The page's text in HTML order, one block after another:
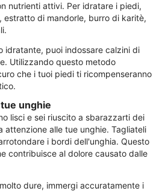
nutrienti attivi. Per idratare i piedi,
estratto di mandorle, burro di karitè,
idratante, puoi indossare calzini di
Utilizzando questo metodo
che i tuoi piedi ti ricompenseranno
unghie
lisci e sei riuscito a sbarazzarti dei
attenzione alle tue unghie. Tagliateli
i bordi dell'unghia. Questo
contribuisce al dolore causato dalle
dure, immergi accuratamente i